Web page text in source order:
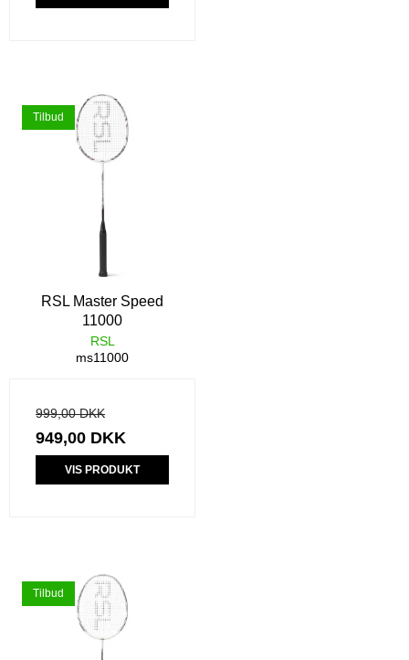
Tilbud
RSL Master Speed
11000
RSL
ms11000
999,00 DKK
949,00 DKK
VIS PRODUKT
Tilbud